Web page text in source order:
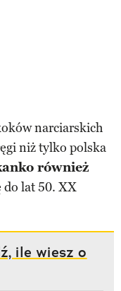
narciarskich
niż tylko polska
również
do lat 50. XX
ile wiesz o